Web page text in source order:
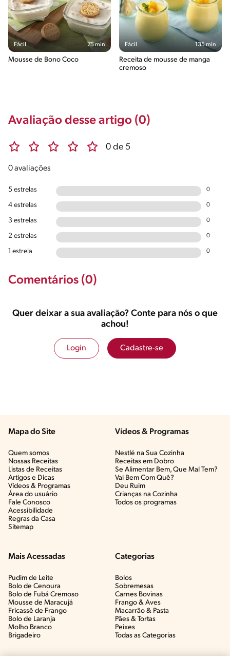
Fácil 75 min
Mousse de Bono Coco
Fácil 135 min
Receita de mousse de manga
cremoso
Avaliação desse artigo (0)
0 de 5
0 avaliações
5 estrelas 0
4 estrelas 0
3 estrelas 0
2 estrelas 0
1 estrela 0
Comentários (0)
Quer deixar a sua avaliação? Conte para nós o que
achou!
Login Cadastre-se
Mapa do Site
Quem somos
Nossas Receitas
Listas de Receitas​
Artigos e Dicas​
Vídeos & Programas​
Área do usuário
Fale Conosco
Acessibilidade
Regras da Casa
Sitemap
Vídeos & Programas​
Nestlé na Sua Cozinha
Receitas em Dobro
Se Alimentar Bem, Que Mal Tem?​
Vai Bem Com Quê?​
Deu Ruim​
Crianças na Cozinha​
Todos os programas
Mais Acessadas
Pudim de Leite
Bolo de Cenoura
Bolo de Fubá Cremoso
Mousse de Maracujá
Fricassê de Frango
Bolo de Laranja
Molho Branco
Brigadeiro
Categorias
Bolos
Sobremesas
Carnes Bovinas​
Frango & Aves​
Macarrão & Pasta​
Pães & Tortas​
Peixes
Todas as Categorias